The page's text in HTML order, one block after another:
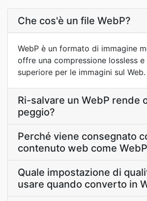
Che cos'è un file WebP?
WebP è un formato di immagine
offre una compressione lossless e
superiore per le immagini sul Web.
Ri-salvare un WebP rende
peggio?
Perché viene consegnato
contenuto web come
Quale impostazione di
usare quando converto in